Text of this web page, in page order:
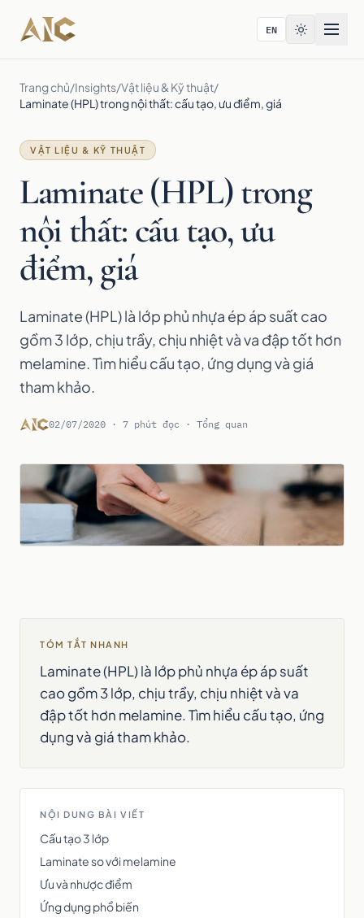
Bỏ qua tới nội dung
EN
Trang chủ/Insights/Vật liệu & Kỹ thuật/
Laminate (HPL) trong nội thất: cấu tạo, ưu điểm, giá
VẬT LIỆU & KỸ THUẬT
Laminate (HPL) trong
nội thất: cấu tạo, ưu
điểm, giá
Laminate (HPL) là lớp phủ nhựa ép áp suất cao
gồm 3 lớp, chịu trầy, chịu nhiệt và va đập tốt hơn
melamine. Tìm hiểu cấu tạo, ứng dụng và giá
tham khảo.
02/07/2020 · 7 phút đọc · Tổng quan
TÓM TẮT NHANH
Laminate (HPL) là lớp phủ nhựa ép áp suất
cao gồm 3 lớp, chịu trầy, chịu nhiệt và va
đập tốt hơn melamine. Tìm hiểu cấu tạo, ứng
dụng và giá tham khảo.
NỘI DUNG BÀI VIẾT
Cấu tạo 3 lớp
Laminate so với melamine
Ưu và nhược điểm
Ứng dụng phổ biến